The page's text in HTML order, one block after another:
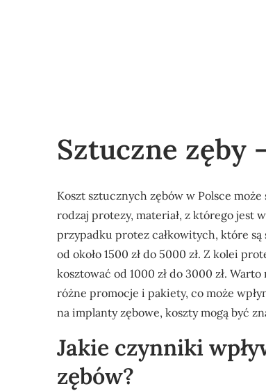
Sztuczne zęby
Koszt sztucznych zębów w Polsce
rodzaj protezy, materiał, z którego jest
przypadku protez całkowitych, które są
od około 1500 zł do 5000 zł. Z kolei
kosztować od 1000 zł do 3000 zł.
różne promocje i pakiety, co może
na implanty zębowe, koszty mogą być
Jakie czynniki
zębów?